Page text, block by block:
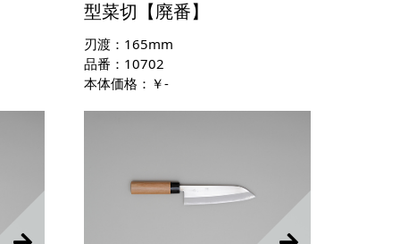
型菜切【廃番】
刃渡：165mm
品番：10702
本体価格：￥-